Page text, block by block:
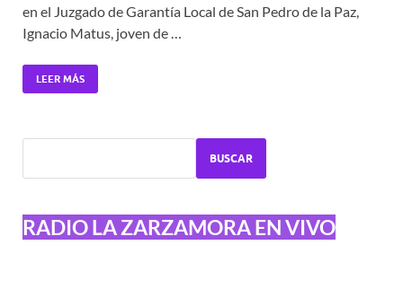
en el Juzgado de Garantía Local de San Pedro de la Paz,
Ignacio Matus, joven de …
LEER MÁS
BUSCAR
RADIO LA ZARZAMORA EN VIVO